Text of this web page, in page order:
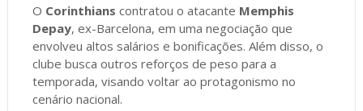
O Corinthians contratou o atacante Memphis
Depay, ex-Barcelona, em uma negociação que
envolveu altos salários e bonificações. Além disso, o
clube busca outros reforços de peso para a
temporada, visando voltar ao protagonismo no
cenário nacional.